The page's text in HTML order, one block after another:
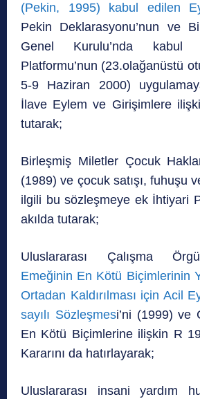
(Pekin, 1995) kabul edilen
Pekin Deklarasyonu’nun ve
Genel Kurulu’nda kabul
Platformu’nun (23.olağanüstü
5-9 Haziran 2000)
İlave Eylem ve Girişimlere
tutarak;
Birleşmiş Miletler Çocuk
(1989) ve çocuk satışı, fuhuşu
ilgili bu sözleşmeye ek İhtiyari
akılda tutarak;
Uluslararası Çalışma
Emeğinin En Kötü Biçimlerinin
Ortadan Kaldırılması için Acil
sayılı Sözleşmesi’ni (1999) ve
En Kötü Biçimlerine ilişkin R
Kararını da hatırlayarak;
Uluslararası insani yardım